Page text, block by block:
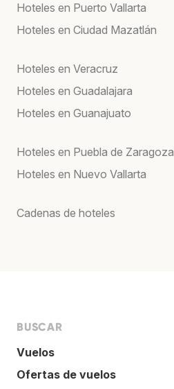
Hoteles en Puerto Vallarta
Hoteles en Ciudad Mazatlán
Hoteles en Veracruz
Hoteles en Guadalajara
Hoteles en Guanajuato
Hoteles en Puebla de Zaragoza
Hoteles en Nuevo Vallarta
Cadenas de hoteles
BUSCAR
Vuelos
Ofertas de vuelos